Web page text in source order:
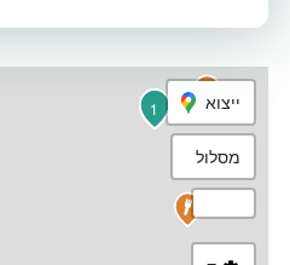
1 ייצוא
מסלול